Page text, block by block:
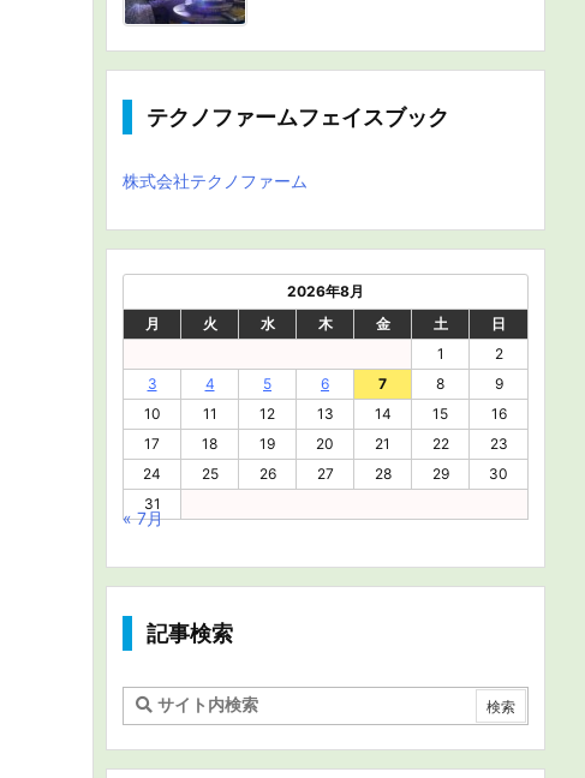
テクノファームフェイスブック
株式会社テクノファーム
2026年8月
月
火 水 木 金 土
日
1
2
3
4 5 6 7 8
9
10
11 12 13 14 15
16
17
18 19 20 21 22
23
24
25 26 27 28 29
30
31
« 7月
記事検索